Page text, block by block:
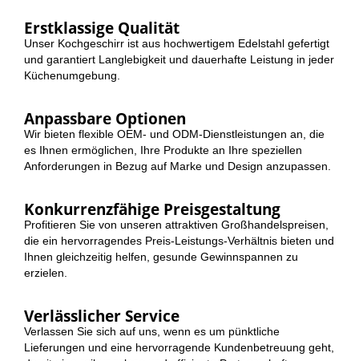
Erstklassige Qualität
Unser Kochgeschirr ist aus hochwertigem Edelstahl gefertigt
und garantiert Langlebigkeit und dauerhafte Leistung in jeder
Küchenumgebung.
Anpassbare Optionen
Wir bieten flexible OEM- und ODM-Dienstleistungen an, die
es Ihnen ermöglichen, Ihre Produkte an Ihre speziellen
Anforderungen in Bezug auf Marke und Design anzupassen.
Konkurrenzfähige Preisgestaltung
Profitieren Sie von unseren attraktiven Großhandelspreisen,
die ein hervorragendes Preis-Leistungs-Verhältnis bieten und
Ihnen gleichzeitig helfen, gesunde Gewinnspannen zu
erzielen.
Verlässlicher Service
Verlassen Sie sich auf uns, wenn es um pünktliche
Lieferungen und eine hervorragende Kundenbetreuung geht,